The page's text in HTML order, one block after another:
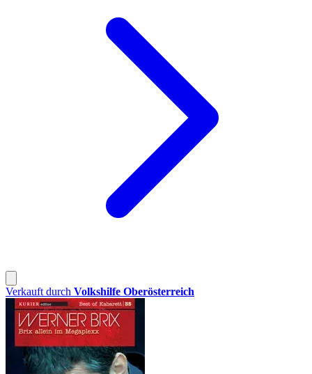
Verkauft durch Volkshilfe Oberösterreich